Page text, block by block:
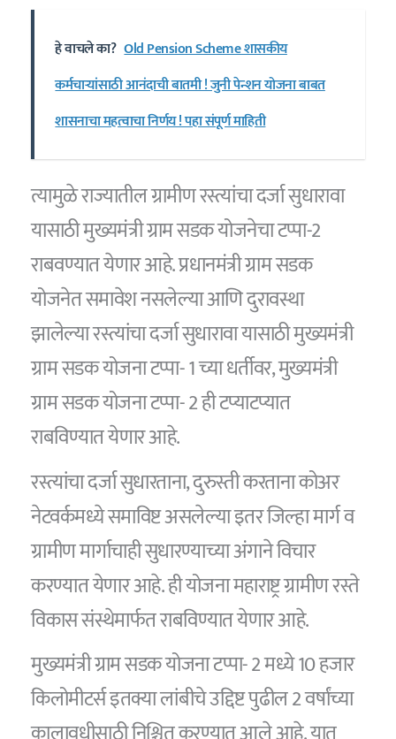
हे वाचले का? Old Pension Scheme शासकीय
कर्मचाऱ्यांसाठी आनंदाची बातमी ! जुनी पेन्शन योजना बाबत
शासनाचा महत्वाचा निर्णय ! पहा संपूर्ण माहिती
त्यामुळे राज्यातील ग्रामीण रस्त्यांचा दर्जा सुधारावा
यासाठी मुख्यमंत्री ग्राम सडक योजनेचा टप्पा-2
राबवण्यात येणार आहे. प्रधानमंत्री ग्राम सडक
योजनेत समावेश नसलेल्या आणि दुरावस्था
झालेल्या रस्त्यांचा दर्जा सुधारावा यासाठी मुख्यमंत्री
ग्राम सडक योजना टप्पा- 1 च्या धर्तीवर, मुख्यमंत्री
ग्राम सडक योजना टप्पा- 2 ही टप्याटप्यात
राबविण्यात येणार आहे.
रस्त्यांचा दर्जा सुधारताना, दुरुस्ती करताना कोअर
नेटवर्कमध्ये समाविष्ट असलेल्या इतर जिल्हा मार्ग व
ग्रामीण मार्गाचाही सुधारण्याच्या अंगाने विचार
करण्यात येणार आहे. ही योजना महाराष्ट्र ग्रामीण रस्ते
विकास संस्थेमार्फत राबविण्यात येणार आहे.
मुख्यमंत्री ग्राम सडक योजना टप्पा- 2 मध्ये 10 हजार
किलोमीटर्स इतक्या लांबीचे उद्दिष्ट पुढील 2 वर्षांच्या